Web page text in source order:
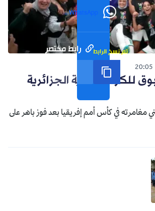
WhatsApp
رابط مختصر تم نسخ الرابط
20:05
للكرة النسوية الجزائرية
مغامرته في كأس أمم إفريقيا بعد فوز باهر على